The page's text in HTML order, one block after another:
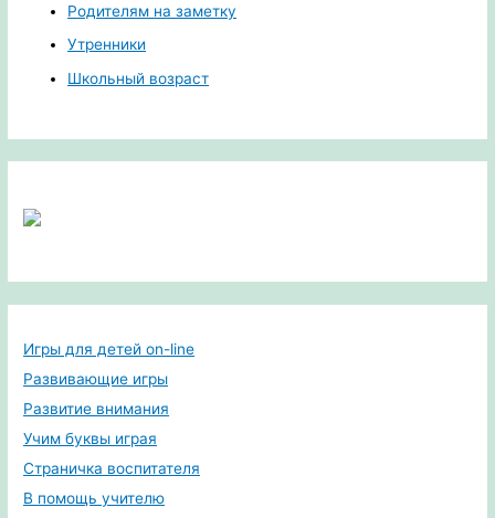
Родителям на заметку
Утренники
Школьный возраст
Игры для детей on-line
Развивающие игры
Развитие внимания
Учим буквы играя
Страничка воспитателя
В помощь учителю